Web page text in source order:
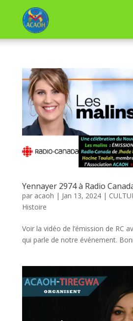
Yennayer 2974 à Radio
par acaoh | Jan 13, 2024|
Histoire
Voir la vidéo de l’émission de RC
qui parle de notre événement.